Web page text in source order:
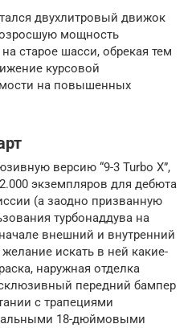
двухлитровый движок
мощность
старое шасси, обрекая тем
курсовой
на повышенных
версию “9-3 Turbo X”,
экземпляров для дебюта
(а заодно призванную
турбонаддува на
внешний и внутренний
искать в ней какие-
наружная отделка
передний бампер
с трапециями
18-дюймовыми